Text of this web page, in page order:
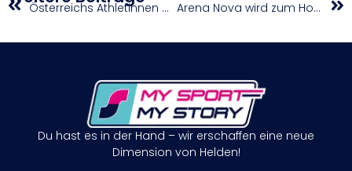
Österreichs Athletinnen auf der Lang- und Mitteldistanz erfolgreich Arena Nova wird zum Hotspot
Du hast es in der Hand – wir erschaffen eine neue
Dimension von Helden!